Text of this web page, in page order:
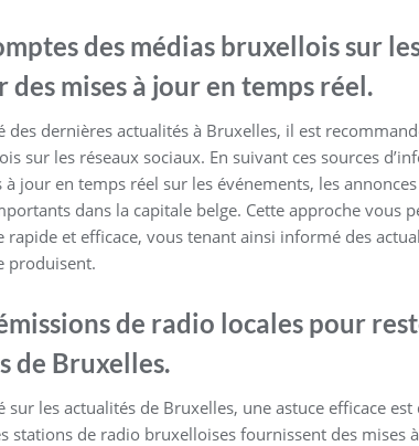
des médias bruxellois sur
des mises à jour en temps réel.
des dernières actualités à Bruxelles, il est
sur les réseaux sociaux. En suivant ces sources
à jour en temps réel sur les événements, les
dans la capitale belge. Cette approche vous
rapide et efficace, vous tenant ainsi informé des
produisent.
de radio locales pour
de Bruxelles.
les actualités de Bruxelles, une astuce efficace est
stations de radio bruxelloises fournissent des mises